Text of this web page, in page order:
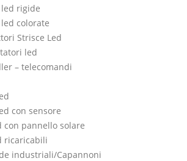
led rigide
colorate
Strisce Led
led
– telecomandi
con sensore
con pannello solare
ricaricabili
industriali/Capannoni